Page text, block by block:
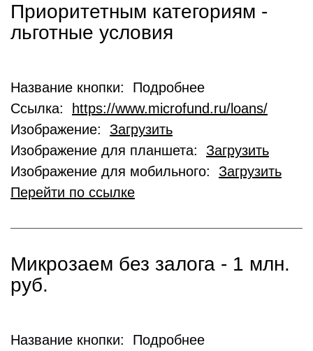
Приоритетным категориям -
льготные условия
Название кнопки: Подробнее
Ссылка:
https://www.microfund.ru/loans/
Изображение: Загрузить
Изображение для планшета: Загрузить
Изображение для мобильного: Загрузить
Перейти по ссылке
Микрозаем без залога - 1 млн.
руб.
Название кнопки: Подробнее